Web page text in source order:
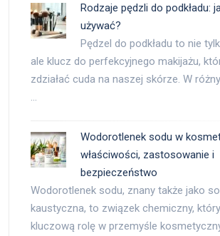
Rodzaje pędzli do podkładu:
używać?
Pędzel do podkładu to nie
ale klucz do perfekcyjnego makijażu,
zdziałać cuda na naszej skórze. W
…
Wodorotlenek sodu w
właściwości, zastosowanie i
bezpieczeństwo
Wodorotlenek sodu, znany także jako
kaustyczna, to związek chemiczny,
kluczową rolę w przemyśle